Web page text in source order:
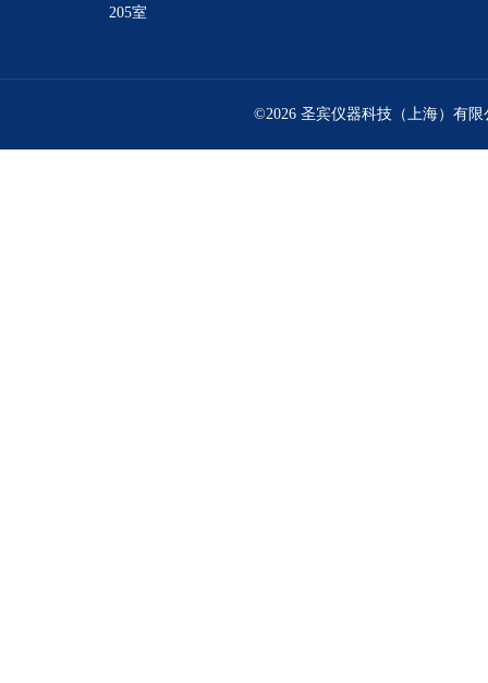
205室
©2026 圣宾仪器科技（上海）有